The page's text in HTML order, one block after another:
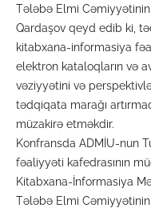
Tələbə Elmi
Qardaşov qeyd edib ki,
kitabxana-informasiya
elektron kataloqların və
vəziyyətini və
tədqiqata marağı
müzakirə etməkdir.
Konfransda ADMİU-nun
fəaliyyəti kafedrasının
Kitabxana-İnformasiya
Tələbə Elmi